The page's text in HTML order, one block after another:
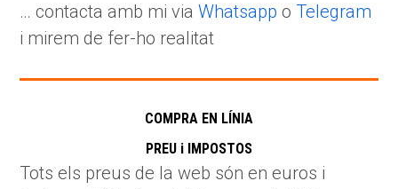
… contacta amb mi via Whatsapp o Telegram
i mirem de fer-ho realitat
COMPRA EN LÍNIA
PREU i IMPOSTOS
Tots els preus de la web són en euros i